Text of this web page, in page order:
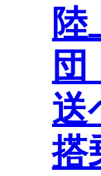
送
搭